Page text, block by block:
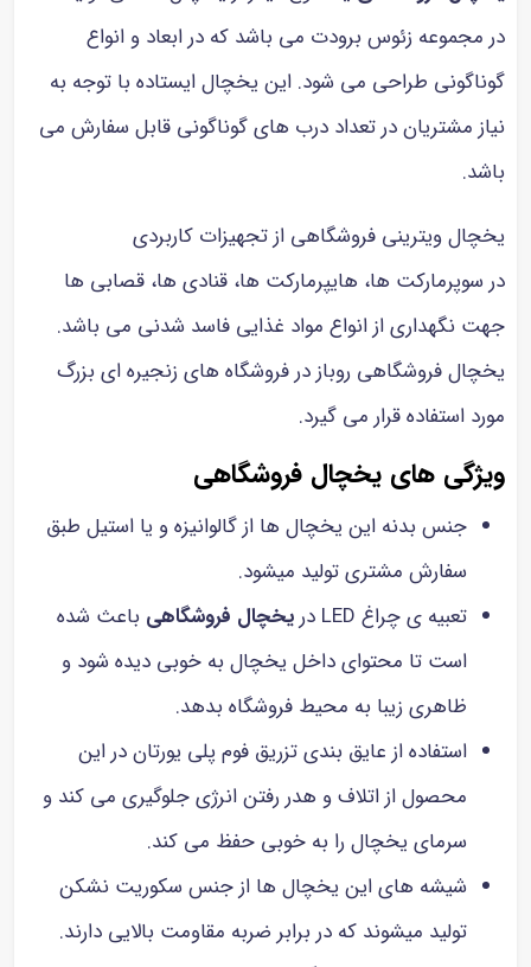
در مجموعه زئوس برودت می باشد که در ابعاد و انواع
گوناگونی طراحی می شود. این یخچال ایستاده با توجه به
نیاز مشتریان در تعداد درب های گوناگونی قابل سفارش می
باشد.
یخچال ویترینی فروشگاهی از تجهیزات کاربردی
در سوپرمارکت ها، هایپرمارکت ها، قنادی ها، قصابی ها
جهت نگهداری از انواع مواد غذایی فاسد شدنی می باشد.
یخچال فروشگاهی روباز در فروشگاه های زنجیره ای بزرگ
مورد استفاده قرار می گیرد.
ویژگی های یخچال فروشگاهی
جنس بدنه این یخچال ها از گالوانیزه و یا استیل طبق
سفارش مشتری تولید میشود.
تعبیه ی چراغ LED در
یخچال فروشگاهی باعث شده
است تا محتوای داخل یخچال به خوبی دیده شود و
ظاهری زیبا به محیط فروشگاه بدهد.
استفاده از عایق بندی تزریق فوم پلی یورتان در این
محصول از اتلاف و هدر رفتن انرژی جلوگیری می کند و
سرمای یخچال را به خوبی حفظ می کند.
شیشه های این یخچال ها از جنس سکوریت نشکن
تولید میشوند که در برابر ضربه مقاومت بالایی دارند.